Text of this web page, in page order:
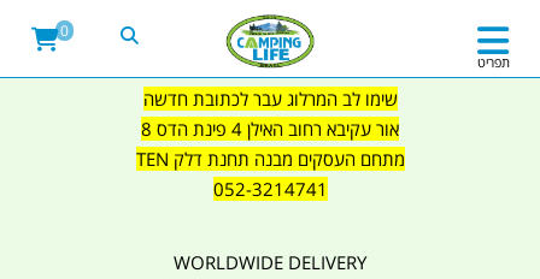
שימו לב המרלוג עבר לכתובת חדשה
אור עקיבא רחוב האילן 4 פינת הדס 8
מתחם העסקים מבנה תחנת דלק TEN
052-3214741
WORLDWIDE DELIVERY
תפריט
0